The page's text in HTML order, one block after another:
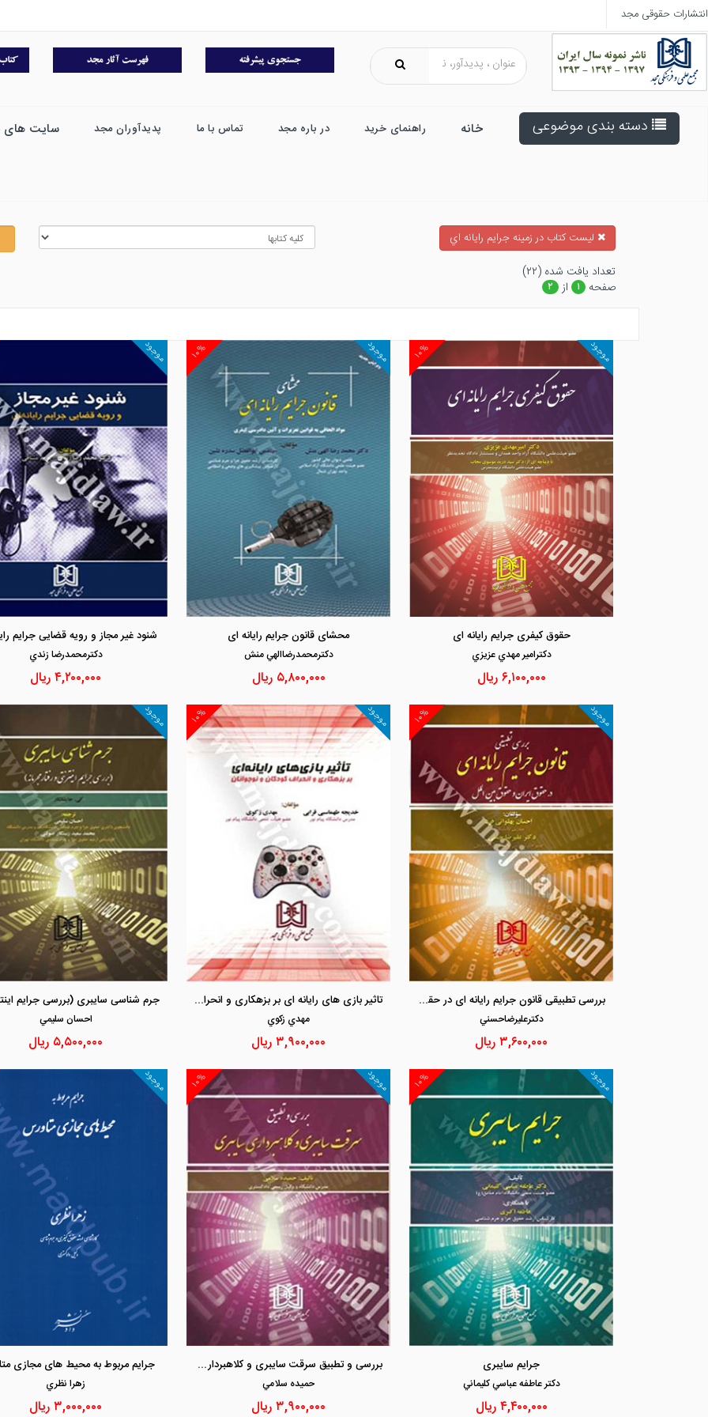
انتشارات حقوقی مجد
دسته بندی موضوعی خانه راهنمای خرید در باره مجد تماس با ما پدیدآوران مجد سایت های
ليست كتاب در زمينه جرايم رايانه اي
تعداد يافت شده (۲۲)
صفحه
۱ از ۲
۱۰% موجود
مشاهده و خرید
حقوق کیفری جرایم رایانه ای
دكترامير مهدي عزيزي
۶,۱۰۰,۰۰۰ریال
۱۰% موجود
مشاهده و خرید
محشای قانون جرایم رایانه ای
دكترمحمدرضاالهي منش
۵,۸۰۰,۰۰۰ ریال
موجود
شنود غیر مجاز و رویه قضایی جرایم
دكترمحمدرضا زندي
۴,۲۰۰,۰۰۰ریال
۱۰% موجود
مشاهده و خرید
بررسی تطبیقی قانون جرایم رایانه ای در حقوق ایران و حقوق بین الملل
دكترعليرضاحسني
۳,۶۰۰,۰۰۰ریال
۱۰% موجود
مشاهده و خرید
تاثیر بازی های رایانه ای بر بزهکاری و انحراف کودکان و نوجوانان
مهدي زكوي
۳,۹۰۰,۰۰۰ریال
موجود
احسان سليمي
۵,۵۰۰,۰۰۰ ریال
۱۰% موجود
مشاهده و خرید
جرایم سایبری
دكتر عاطفه عباسي كليماني
۴,۴۰۰,۰۰۰ریال
۱۰% موجود
مشاهده و خرید
بررسی و تطبیق سرقت سایبری و کلاهبرداری سایبری
حميده سلامي
۳,۹۰۰,۰۰۰ریال
موجود
جرایم مربوط به محیط های مجازی
زهرا نظري
۳,۰۰۰,۰۰۰ریال